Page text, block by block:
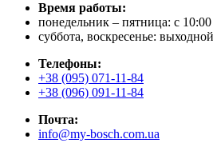
Время работы:
понедельник – пятница: с
суббота, воскресенье:
Телефоны:
+38 (095) 071-11-84
+38 (096) 091-11-84
Почта:
info@my-bosch.com.ua